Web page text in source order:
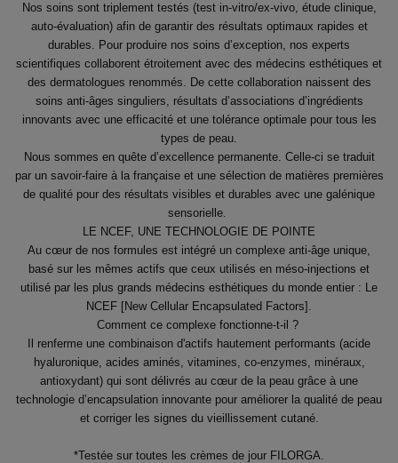
Nos soins sont triplement testés (test in-vitro/ex-vivo, étude clinique,
auto-évaluation) afin de garantir des résultats optimaux rapides et
durables. Pour produire nos soins d’exception, nos experts
scientifiques collaborent étroitement avec des médecins esthétiques et
des dermatologues renommés. De cette collaboration naissent des
soins anti-âges singuliers, résultats d’associations d’ingrédients
innovants avec une efficacité et une tolérance optimale pour tous les
types de peau.
Nous sommes en quête d’excellence permanente. Celle-ci se traduit
par un savoir-faire à la française et une sélection de matières premières
de qualité pour des résultats visibles et durables avec une galénique
sensorielle.
LE NCEF, UNE TECHNOLOGIE DE POINTE
Au cœur de nos formules est intégré un complexe anti-âge unique,
basé sur les mêmes actifs que ceux utilisés en méso-injections et
utilisé par les plus grands médecins esthétiques du monde entier : Le
NCEF [New Cellular Encapsulated Factors].
Comment ce complexe fonctionne-t-il ?
Il renferme une combinaison d'actifs hautement performants (acide
hyaluronique, acides aminés, vitamines, co-enzymes, minéraux,
antioxydant) qui sont délivrés au cœur de la peau grâce à une
technologie d’encapsulation innovante pour améliorer la qualité de peau
et corriger les signes du vieillissement cutané.
*Testée sur toutes les crèmes de jour FILORGA.